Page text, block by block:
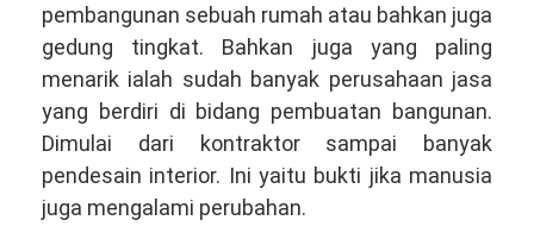
pembangunan sebuah rumah atau bahkan juga
gedung tingkat. Bahkan juga yang paling
menarik ialah sudah banyak perusahaan jasa
yang berdiri di bidang pembuatan bangunan.
Dimulai dari kontraktor sampai banyak
pendesain interior. Ini yaitu bukti jika manusia
juga mengalami perubahan.